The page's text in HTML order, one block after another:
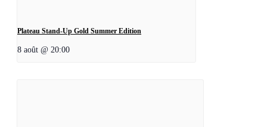
Plateau Stand-Up Gold Summer Edition
8 août @ 20:00